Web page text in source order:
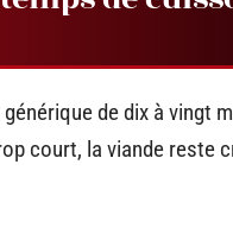
de dix à vingt
court, la viande reste